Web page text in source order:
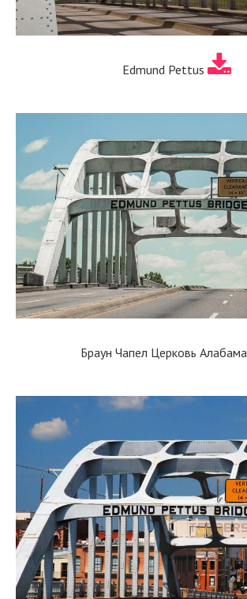
Edmund Pettus
Браун Чапел Церковь Алабама